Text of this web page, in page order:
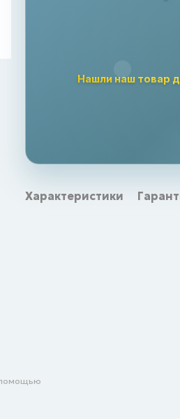
Нашли наш товар
Характеристики
помощью